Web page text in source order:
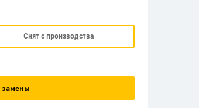
Снят с производства
замены